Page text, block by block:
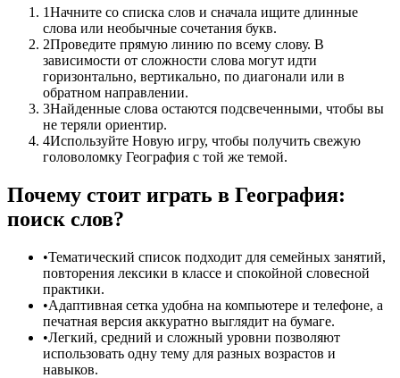
1Начните со списка слов и сначала ищите длинные
слова или необычные сочетания букв.
2Проведите прямую линию по всему слову. В
зависимости от сложности слова могут идти
горизонтально, вертикально, по диагонали или в
обратном направлении.
3Найденные слова остаются подсвеченными, чтобы вы
не теряли ориентир.
4Используйте Новую игру, чтобы получить свежую
головоломку География с той же темой.
Почему стоит играть в География:
поиск слов?
•Тематический список подходит для семейных занятий,
повторения лексики в классе и спокойной словесной
практики.
•Адаптивная сетка удобна на компьютере и телефоне, а
печатная версия аккуратно выглядит на бумаге.
•Легкий, средний и сложный уровни позволяют
использовать одну тему для разных возрастов и
навыков.